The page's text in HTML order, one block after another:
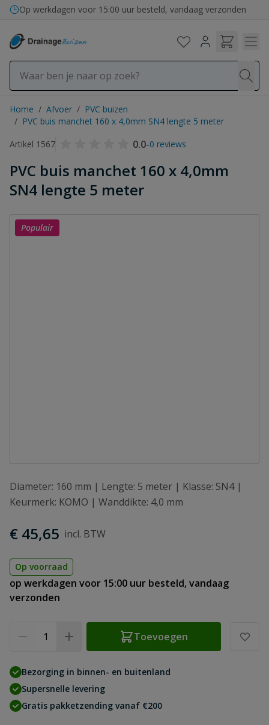
Ga naar de inhoud
Bezorging in binnen- en buitenland
Home / Afvoer / PVC buizen
/ PVC buis manchet 160 x 4,0mm SN4 lengte 5 meter
Artikel 1567
0.0-0 reviews
PVC buis manchet 160 x 4,0mm
SN4 lengte 5 meter
Populair
Diameter: 160 mm | Lengte: 5 meter | Klasse: SN4 |
Keurmerk: KOMO | Wanddikte: 4,0 mm
€ 45,65
Op voorraad
op werkdagen voor 15:00 uur besteld, vandaag
verzonden
Toevoegen
Bezorging in binnen- en buitenland
Supersnelle levering
Gratis pakketzending vanaf €200